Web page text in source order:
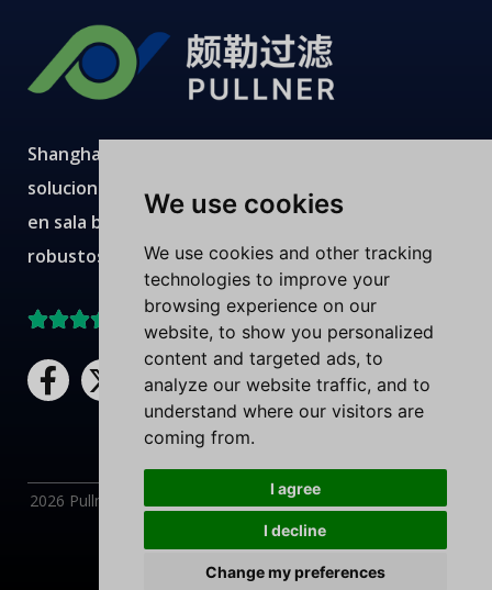
We use cookies
We use cookies and other tracking
technologies to improve your
browsing experience on our
website, to show you personalized
content and targeted ads, to
analyze our website traffic, and to
understand where our visitors are
coming from.
I agree
I decline
Change my preferences
Shanghai Pullner desarrolla, fabrica y suministra
soluciones avanzadas de filtración con producción
en sala blanca, laboratorios modernos, equipos
robustos y equipos técnicos expertos.
Mejor valorado en Trustpilot
F
a
b
o
L
i
n
d
i
Y
o
u
b
e
2026 Pullner Filter. Todos los derechos reservados. |
Política
Condiciones de uso
Need Help?Chat with us
English